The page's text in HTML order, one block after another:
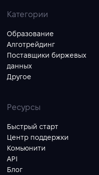
Категории
Образование
Алготрейдинг
Поставщики биржевых
данных
Другое
Ресурсы
Быстрый старт
Центр поддержки
Комьюнити
API
Блог